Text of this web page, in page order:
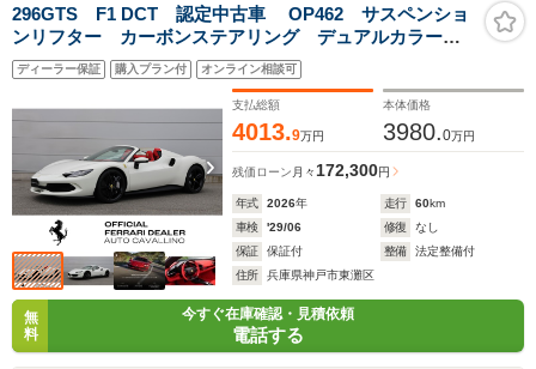
ーキ オーバーフェン
ダー パイプフェンダ
ー 後期ルックヘッド
ー マフラー
ーディオ プッシュス
タート 電格ミラー
アイドリングストップ
AW オート
オートエア
CD DVD再生
296GTS F1 DCT 認定中古車 OP462 サスペンショ
ンリフター カーボンステアリング デュアルカラーイ
ンテリアトリム シルバーペイント鍛造ホイール スペ
シャルカラードステッチ マットブラックエグゾースト
テールパイプ
ディーラー保証 購入プラン付 オンライン相談可
支払総額
4013.9万円
本体価格
3980.0万円
残価ローン 月々 172,300円
年式 2026年 走行 60km
車検
'29/06 修復
なし
保証
保証付 整備
法定整備付
住所
兵庫県神戸市東灘区
無
料
今すぐ在庫確認・見積依頼
電話する